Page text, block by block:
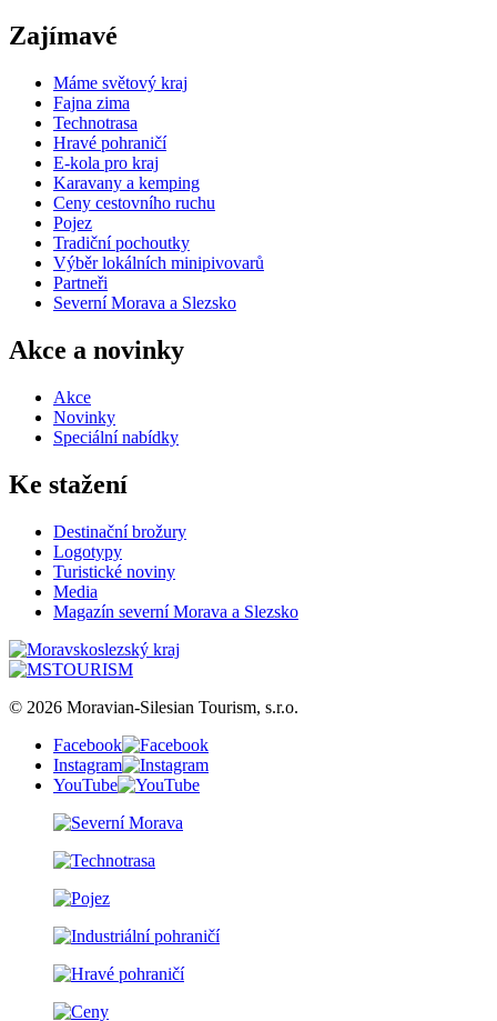
Zajímavé
Máme světový kraj
Fajna zima
Technotrasa
Hravé pohraničí
E-kola pro kraj
Karavany a kemping
Ceny cestovního ruchu
Pojez
Tradiční pochoutky
Výběr lokálních minipivovarů
Partneři
Severní Morava a Slezsko
Akce a novinky
Akce
Novinky
Speciální nabídky
Ke stažení
Destinační brožury
Logotypy
Turistické noviny
Media
Magazín severní Morava a Slezsko
© 2026 Moravian-Silesian Tourism, s.r.o.
Facebook
Instagram
YouTube